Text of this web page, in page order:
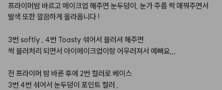
프라이머밤 바르고 메이크업 해주면 눈두덩이, 눈가주름 싹 매꿔주면서
발색 또한 깔끔하게 올라옵니다 !
3번 softly 4번 Toasty 섞어서 블러셔 해주면
싹 블러처리 되면서 아이메이크업이랑 어우러져서 예뻐요,,,
전 프라이머 밤 바른후에 2번 컬러로 베이스
3번 4번 섞어서 눈두덩이 포인트 컬러